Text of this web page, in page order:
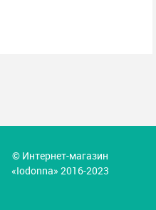
© Интернет-магазин
«Iodonna» 2016-2023